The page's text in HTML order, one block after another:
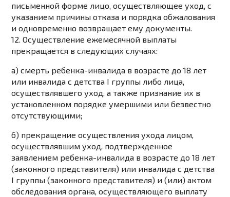
письменной форме лицо, осуществляющее уход, с
указанием причины отказа и порядка обжалования
и одновременно возвращает ему документы.
12. Осуществление ежемесячной выплаты
прекращается в следующих случаях:
а) смерть ребенка-инвалида в возрасте до 18 лет
или инвалида с детства I группы либо лица,
осуществлявшего уход, а также признание их в
установленном порядке умершими или безвестно
отсутствующими;
б) прекращение осуществления ухода лицом,
осуществлявшим уход, подтвержденное
заявлением ребенка-инвалида в возрасте до 18 лет
(законного представителя) или инвалида с детства
I группы (законного представителя) и (или) актом
обследования органа, осуществляющего выплату